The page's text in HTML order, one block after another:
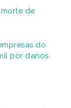
de
do
por danos